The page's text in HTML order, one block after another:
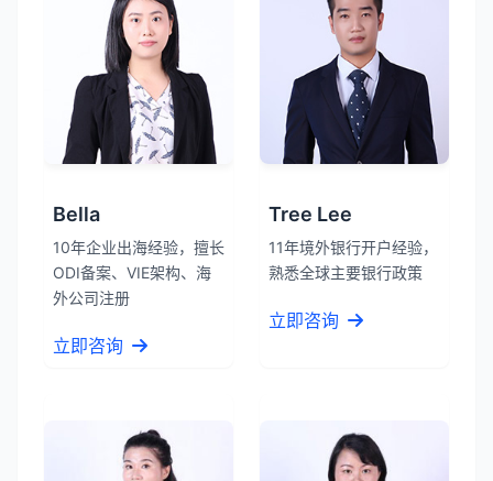
Bella
10年企业出海经验，擅长
ODI备案、VIE架构、海
外公司注册
立即咨询
Tree Lee
11年境外银行开户经验，
熟悉全球主要银行政策
立即咨询